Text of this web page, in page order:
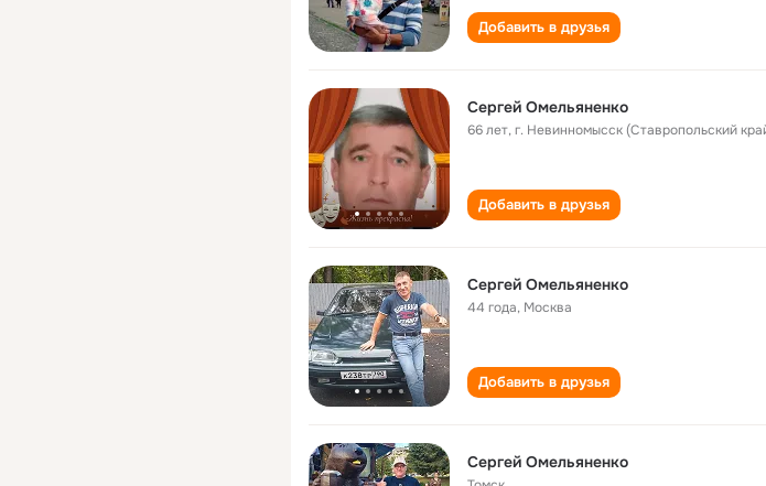
Добавить в друзья
Сергей Омельяненко
66 лет,г. Невинномысск (Ставропольский
Добавить в друзья
Сергей Омельяненко
44 года, Москва
Добавить в друзья
Cергей Омельяненко